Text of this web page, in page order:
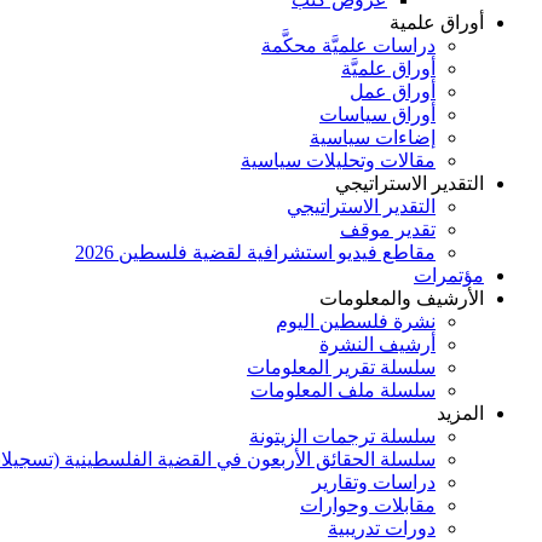
أوراق علمية
دراسات علميَّة محكَّمة
أوراق علميَّة
أوراق عمل
أوراق سياسات
إضاءات سياسية
مقالات وتحليلات سياسية
التقدير الاستراتيجي
التقدير الاستراتيجي
تقدير موقف
مقاطع فيديو استشرافية لقضية فلسطين 2026
مؤتمرات
الأرشيف والمعلومات
نشرة فلسطين اليوم
أرشيف النشرة
سلسلة تقرير المعلومات
سلسلة ملف المعلومات
المزيد
سلسلة ترجمات الزيتونة
سلسلة الحقائق الأربعون في القضية الفلسطينية
دراسات وتقارير
مقابلات وحوارات
دورات تدريبية